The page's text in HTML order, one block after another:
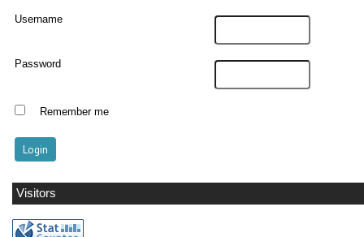
Username
Password
Remember me
Visitors